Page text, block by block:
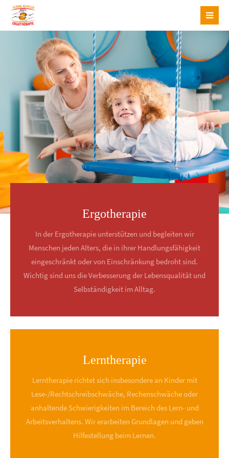
Login
Benutzername
Passwort
Anmelden
Register|Lost your password?
Lorem ipsum dolor sit amet:
24h/ 365days
376-293 City Road, Suite 600
San Francisco, CA 94102
Have any questions?
Ergotherapie
In der Ergotherapie unterstützen und begleiten wir
Menschen jeden Alters, die in ihrer Handlungsfähigkeit
eingeschränkt oder von Einschränkung bedroht sind.
Wichtig sind uns die Verbesserung der Lebensqualität und
Selbständigkeit im Alltag.
Lerntherapie
Lerntherapie richtet sich insbesondere an Kinder mit
Lese-/Rechtschreibschwäche, Rechenschwäche oder
anhaltende Schwierigkeiten im Bereich des Lern- und
Arbeitsverhaltens. Wir erarbeiten Grundlagen und geben
Hilfestellung beim Lernen.